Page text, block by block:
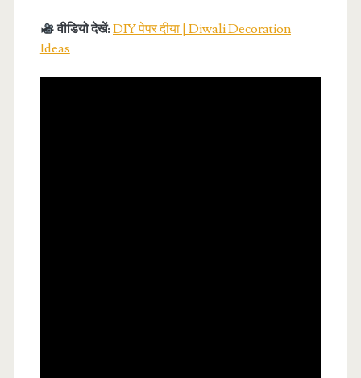
वीडियो देखें: DIY पेपर दीया | Diwali Decoration
Ideas